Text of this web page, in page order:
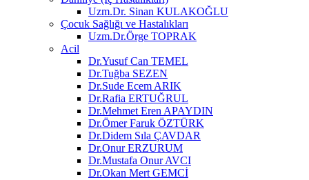
Uzm.Dr. Sinan KULAKOĞLU
Çocuk Sağlığı ve Hastalıkları
Uzm.Dr.Örge TOPRAK
Acil
Dr.Yusuf Can TEMEL
Dr.Tuğba SEZEN
Dr.Sude Ecem ARIK
Dr.Rafia ERTUĞRUL
Dr.Mehmet Eren APAYDIN
Dr.Ömer Faruk ÖZTÜRK
Dr.Didem Sıla ÇAVDAR
Dr.Onur ERZURUM
Dr.Mustafa Onur AVCI
Dr.Okan Mert GEMCİ